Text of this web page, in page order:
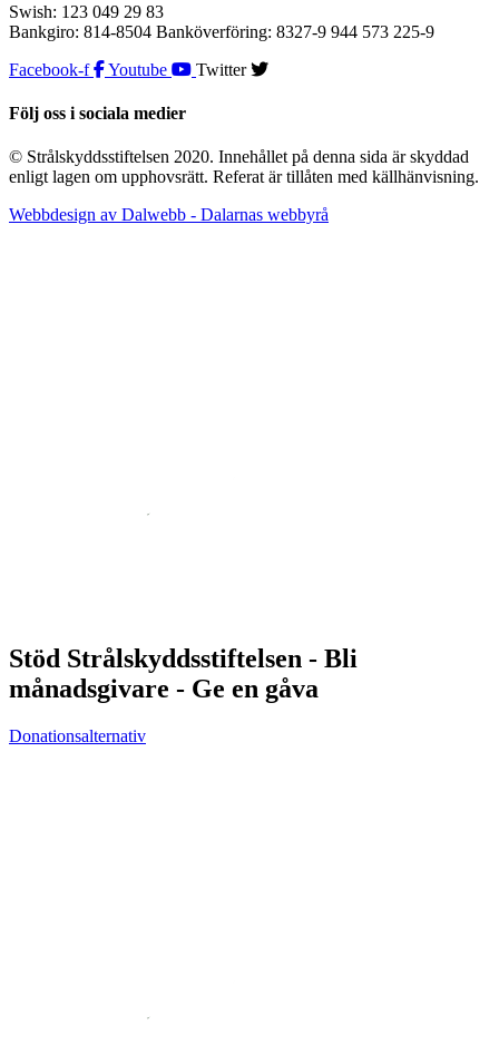
Swish: 123 049 29 83
Bankgiro: 814-8504 Banköverföring: 8327-9 944 573 225-9
Facebook-f
Youtube Twitter
Följ oss i sociala medier
© Strålskyddsstiftelsen 2020. Innehållet på denna sida är skyddad
enligt lagen om upphovsrätt. Referat är tillåten med källhänvisning.
Webbdesign av Dalwebb - Dalarnas webbyrå
Stöd Strålskyddsstiftelsen - Bli
månadsgivare - Ge en gåva
Donationsalternativ